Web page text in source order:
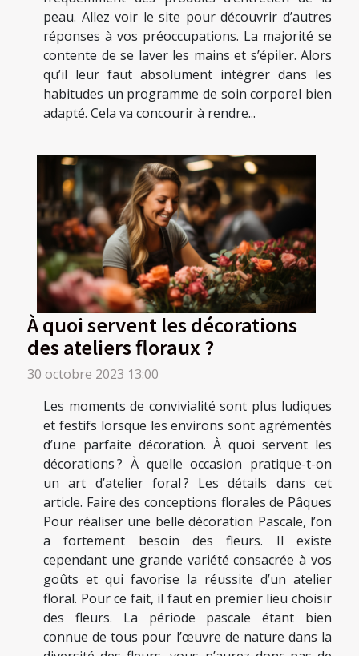
peau. Allez voir le site pour découvrir d’autres
réponses à vos préoccupations. La majorité se
contente de se laver les mains et s’épiler. Alors
qu’il leur faut absolument intégrer dans les
habitudes un programme de soin corporel bien
adapté. Cela va concourir à rendre...
À quoi servent les décorations
des ateliers floraux ?
30 octobre 2023 13:00
Les moments de convivialité sont plus ludiques
et festifs lorsque les environs sont agrémentés
d’une parfaite décoration. À quoi servent les
décorations ? À quelle occasion pratique-t-on
un art d’atelier foral ? Les détails dans cet
article. Faire des conceptions florales de Pâques
Pour réaliser une belle décoration Pascale, l’on
a fortement besoin des fleurs. Il existe
cependant une grande variété consacrée à vos
goûts et qui favorise la réussite d’un atelier
floral. Pour ce fait, il faut en premier lieu choisir
des fleurs. La période pascale étant bien
connue de tous pour l’œuvre de nature dans la